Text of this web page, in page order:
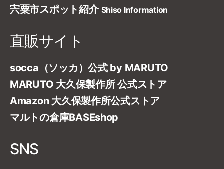
宍粟市スポット紹介 Shiso Information
直販サイト
socca（ソッカ）公式 by MARUTO
MARUTO 大久保製作所 公式ストア
Amazon 大久保製作所公式ストア
マルトの倉庫BASEshop
SNS